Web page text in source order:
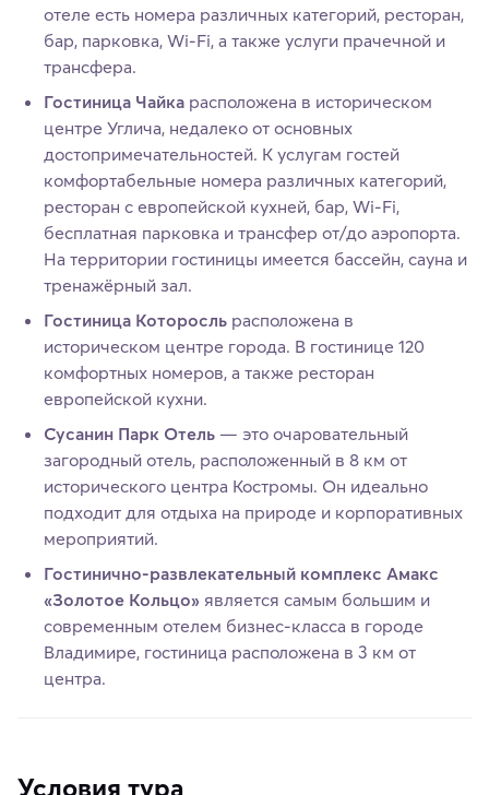
отеле есть номера различных категорий, ресторан,
бар, парковка, Wi-Fi, а также услуги прачечной и
трансфера.
Гостиница Чайка расположена в историческом
центре Углича, недалеко от основных
достопримечательностей. К услугам гостей
комфортабельные номера различных категорий,
ресторан с европейской кухней, бар, Wi-Fi,
бесплатная парковка и трансфер от/до аэропорта.
На территории гостиницы имеется бассейн, сауна и
тренажёрный зал.
Гостиница Которосль расположена в
историческом центре города. В гостинице 120
комфортных номеров, а также ресторан
европейской кухни.
Сусанин Парк Отель — это очаровательный
загородный отель, расположенный в 8 км от
исторического центра Костромы. Он идеально
подходит для отдыха на природе и корпоративных
мероприятий.
Гостинично-развлекательный комплекс Амакс
«Золотое Кольцо» является самым большим и
современным отелем бизнес-класса в городе
Владимире, гостиница расположена в 3 км от
центра.
Условия тура